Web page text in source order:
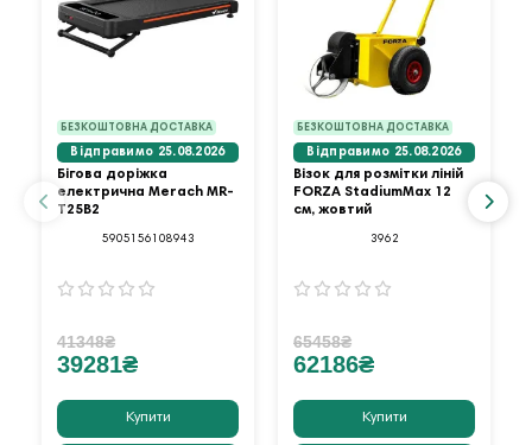
БЕЗКОШТОВНА ДОСТАВКА
Відправимо 25.08.2026
Бігова доріжка
електрична Merach MR-
T25B2
5905156108943
41348₴
39281₴
Купити
БЕЗКОШТОВНА ДОСТАВКА
Відправимо 25.08.2026
Візок для розмітки ліній
FORZA StadiumMax 12
см, жовтий
3962
65458₴
62186₴
Купити